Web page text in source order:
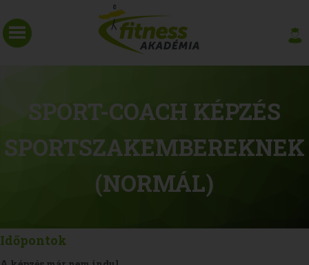
SPORT-COACH KÉPZÉS
SPORTSZAKEMBEREKNEK
(NORMÁL)
Időpontok